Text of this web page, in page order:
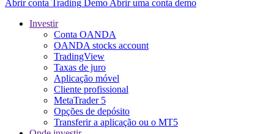
Abrir conta Trading Demo Abrir uma conta demo
Investir
Conta OANDA
OANDA stocks account
TradingView
Taxas de juro
Aplicação móvel
Cliente profissional
MetaTrader 5
Opções de depósito
Transferir a aplicação ou o MT5